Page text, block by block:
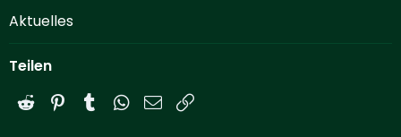
Aktuelles
Teilen
Reddit PinterestTumblrWhatsApp
E-Mail